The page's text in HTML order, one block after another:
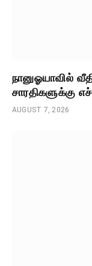
நானுஓயாவில்
சாரதிகளுக்கு
AUGUST 7, 2026